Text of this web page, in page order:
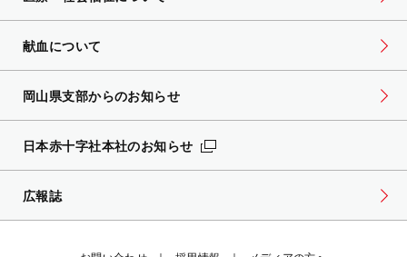
献血について
岡山県支部からのお知らせ
日本赤十字社本社のお知らせ
広報誌